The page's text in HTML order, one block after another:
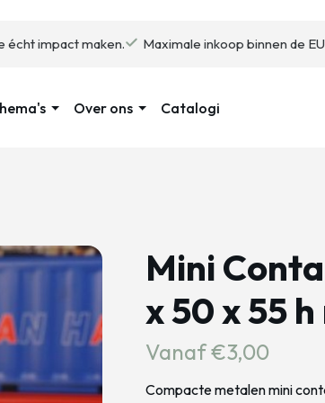
écht impact maken. Maximale inkoop binnen de EU
Over ons Catalogi
Mini
x 50 x 55
Vanaf €3,00
Compacte metalen mini